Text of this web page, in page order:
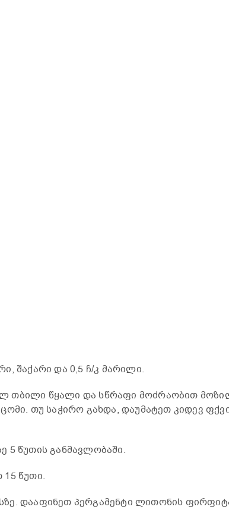
შაქარი და 0,5 ჩ/კ მარილი.
თბილი წყალი და სწრაფი მოძრაობით
თუ საჭირო გახდა, დაუმატეთ კიდევ
5 წუთის განმავლობაში.
წუთი.
დააფინეთ პერგამენტი ლითონის